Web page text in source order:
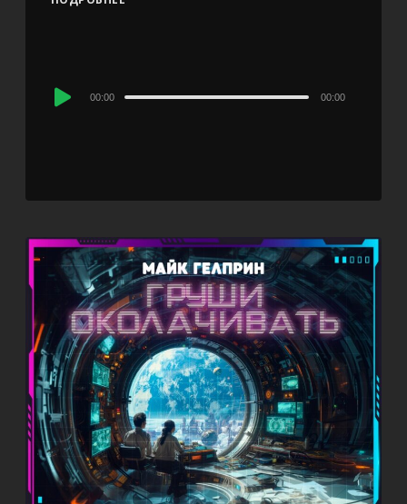
Audio
00:00 00:00